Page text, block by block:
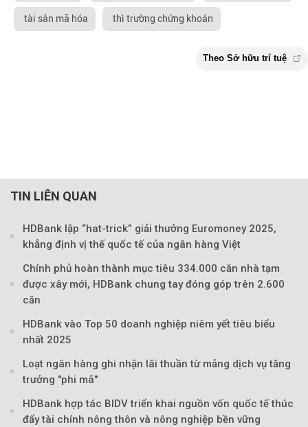
tài sản mã hóa thì trường chứng khoán
TIN LIÊN QUAN
HDBank lập “hat-trick” giải thưởng Euromoney 2025,
khẳng định vị thế quốc tế của ngân hàng Việt
Chính phủ hoàn thành mục tiêu 334.000 căn nhà tạm
được xây mới, HDBank chung tay đóng góp trên 2.600
căn
HDBank vào Top 50 doanh nghiệp niêm yết tiêu biểu
nhất 2025
Loạt ngân hàng ghi nhận lãi thuần từ mảng dịch vụ tăng
trưởng "phi mã"
HDBank hợp tác BIDV triển khai nguồn vốn quốc tế thúc
đẩy tài chính nông thôn và nông nghiệp bền vững